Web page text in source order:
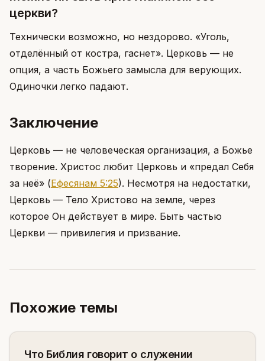
церкви?
Технически возможно, но нездорово. «Уголь,
отделённый от костра, гаснет». Церковь — не
опция, а часть Божьего замысла для верующих.
Одиночки легко падают.
Заключение
Церковь — не человеческая организация, а Божье
творение. Христос любит Церковь и «предал Себя
за неё» (Ефесянам 5:25). Несмотря на недостатки,
Церковь — Тело Христово на земле, через
которое Он действует в мире. Быть частью
Церкви — привилегия и призвание.
Похожие темы
Что Библия говорит о служении